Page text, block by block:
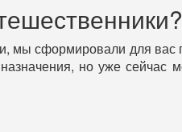
мы сформировали для вас
но уже сейчас